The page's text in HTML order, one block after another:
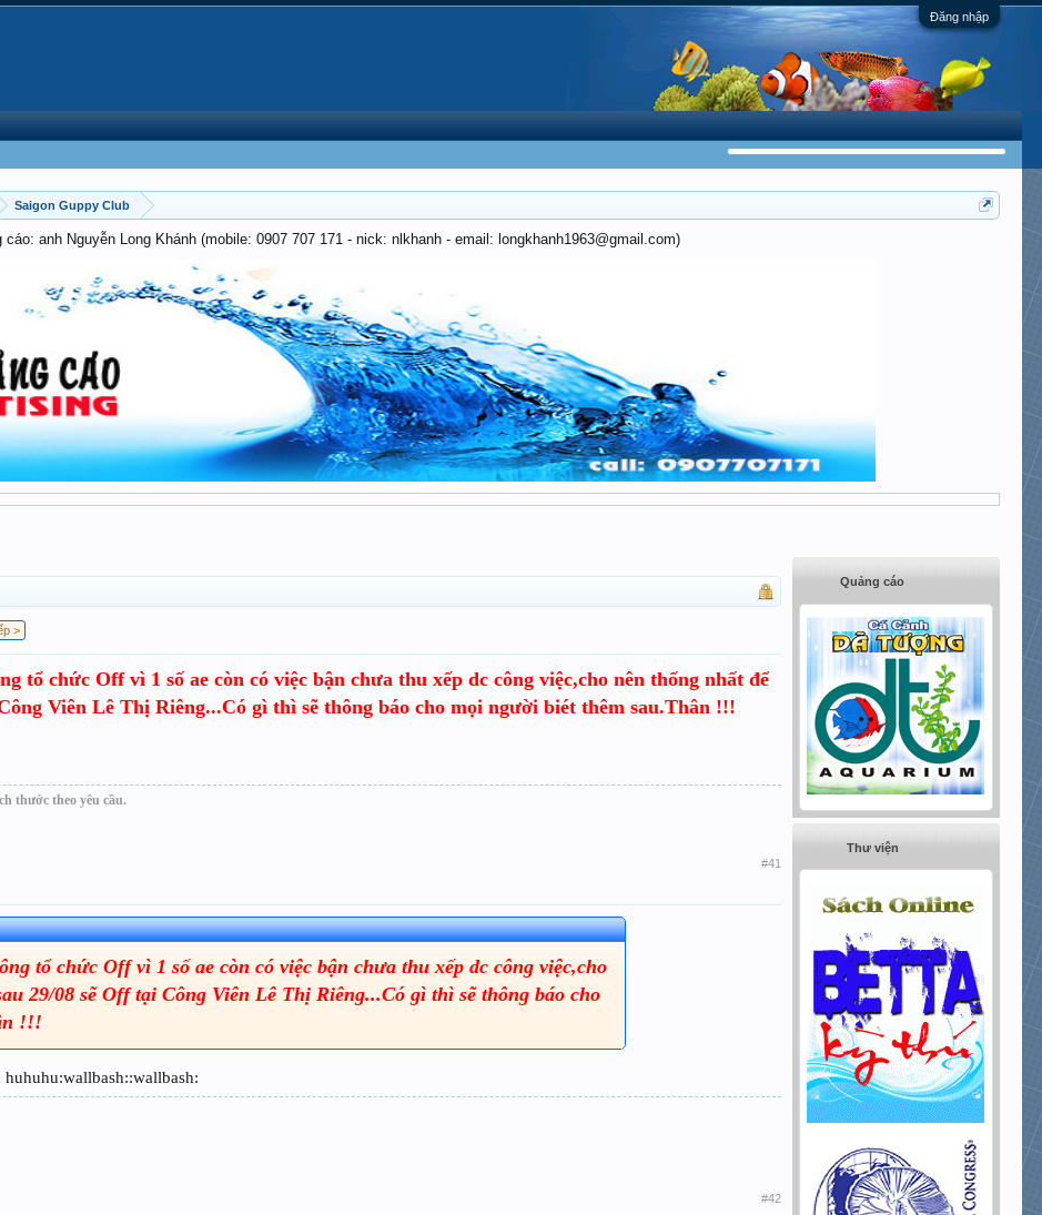
Đăng nhập
Saigon Guppy Club
cáo: anh Nguyễn Long Khánh (mobile: 0907 707 171 - nick: nlkhanh - email: longkhanh1963@gmail.com)
>
tổ chức Off vì 1 số ae còn có việc bận chưa thu xếp dc công việc,cho nên thống nhất để
Viên Lê Thị Riêng...Có gì thì sẽ thông báo cho mọi người biét thêm sau.Thân !!!
thước theo yêu cầu.
#41
tổ chức Off vì 1 số ae còn có việc bận chưa thu xếp dc công việc,cho
29/08 sẽ Off tại Công Viên Lê Thị Riêng...Có gì thì sẽ thông báo cho
!!!
#42
Quảng cáo
Thư viện